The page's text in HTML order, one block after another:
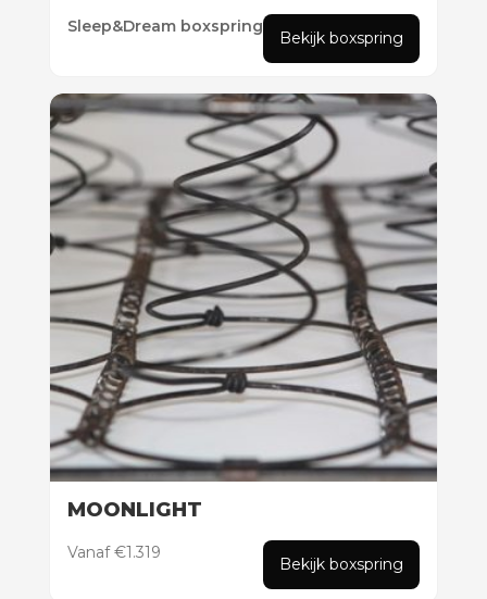
Sleep&Dream boxspring
Bekijk boxspring
MOONLIGHT
Vanaf €1.319
Bekijk boxspring